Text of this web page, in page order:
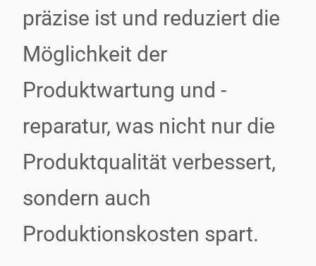
präzise ist und reduziert die
Möglichkeit der
Produktwartung und -
reparatur, was nicht nur die
Produktqualität verbessert,
sondern auch
Produktionskosten spart.